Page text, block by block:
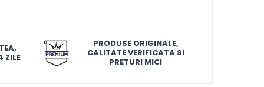
ZILE
PRODUSE ORIGINALE,
CALITATE VERIFICATA SI
PRETURI MICI